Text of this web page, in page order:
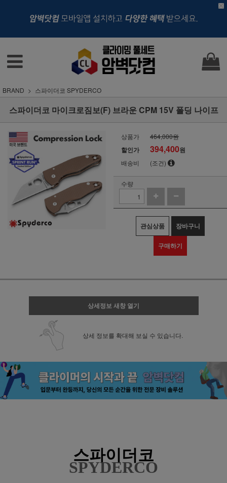
BRAND 스파이더코 SPYDERCO
스파이더코 마이크로짐보(F) 브라운 CPM 15V 폴딩 나이프
상품가 464,000원
할인가 394,400원
배송비 (조건)
수량
관심상품 장바구니
구매하기
상세정보 새창 열기
상세 정보를 확대해 보실 수 있습니다.
스파이더코
SPYDERCO